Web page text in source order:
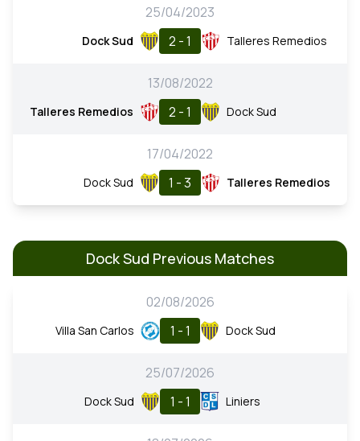
25/04/2023
Dock Sud 2 - 1 Talleres Remedios
13/08/2022
Talleres Remedios 2 - 1 Dock Sud
17/04/2022
Dock Sud 1 - 3 Talleres Remedios
Dock Sud Previous Matches
02/08/2026
Villa San Carlos 1 - 1 Dock Sud
25/07/2026
Dock Sud 1 - 1 Liniers